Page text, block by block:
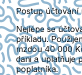
Postup účtování
Nejlépe se
příkladu.
mzdou 40 000
dani a uplatňuje
poplatníka.